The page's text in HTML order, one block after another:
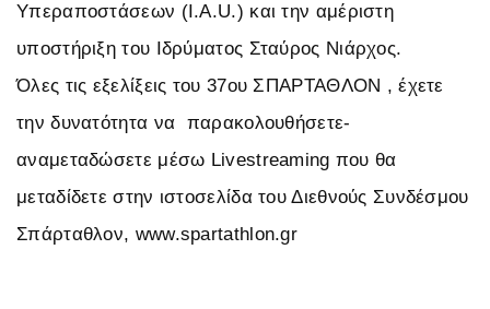
Υπεραποστάσεων (Ι.Α.U.) και την αμέριστη
υποστήριξη του Ιδρύματος Σταύρος Νιάρχος.
Όλες τις εξελίξεις του 37ου ΣΠΑΡΤΑΘΛΟΝ , έχετε
την δυνατότητα να παρακολουθήσετε-
αναμεταδώσετε μέσω Livestreaming που θα
μεταδίδετε στην ιστοσελίδα του Διεθνούς Συνδέσμου
Σπάρταθλον, www.spartathlon.gr